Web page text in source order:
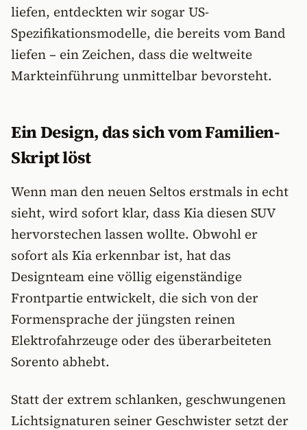
liefen, entdeckten wir sogar US-
Spezifikationsmodelle, die bereits vom Band
liefen – ein Zeichen, dass die weltweite
Markteinführung unmittelbar bevorsteht.
Ein Design, das sich vom Familien-
Skript löst
Wenn man den neuen Seltos erstmals in echt
sieht, wird sofort klar, dass Kia diesen SUV
hervorstechen lassen wollte. Obwohl er
sofort als Kia erkennbar ist, hat das
Designteam eine völlig eigenständige
Frontpartie entwickelt, die sich von der
Formensprache der jüngsten reinen
Elektrofahrzeuge oder des überarbeiteten
Sorento abhebt.
Statt der extrem schlanken, geschwungenen
Lichtsignaturen seiner Geschwister setzt der